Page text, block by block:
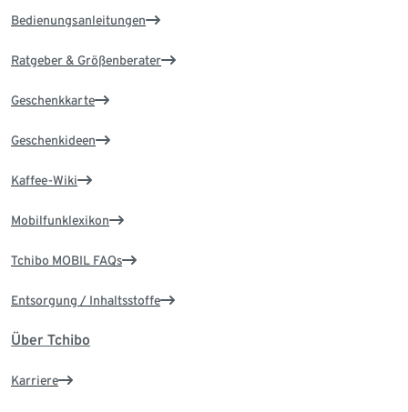
Bedienungsanleitungen
Ratgeber & Größenberater
Geschenkkarte
Geschenkideen
Kaffee-Wiki
Mobilfunklexikon
Tchibo MOBIL FAQs
Entsorgung / Inhaltsstoffe
Über Tchibo
Karriere